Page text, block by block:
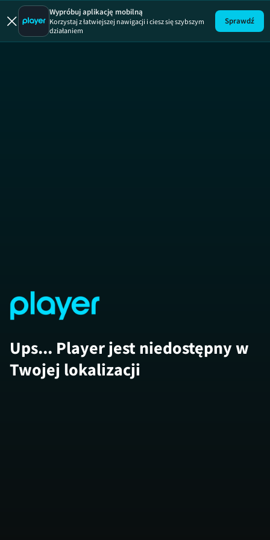
Wypróbuj aplikację mobilną
Korzystaj z łatwiejszej nawigacji i ciesz się szybszym
działaniem
Sprawdź
Ups... Player jest niedostępny w
Twojej lokalizacji